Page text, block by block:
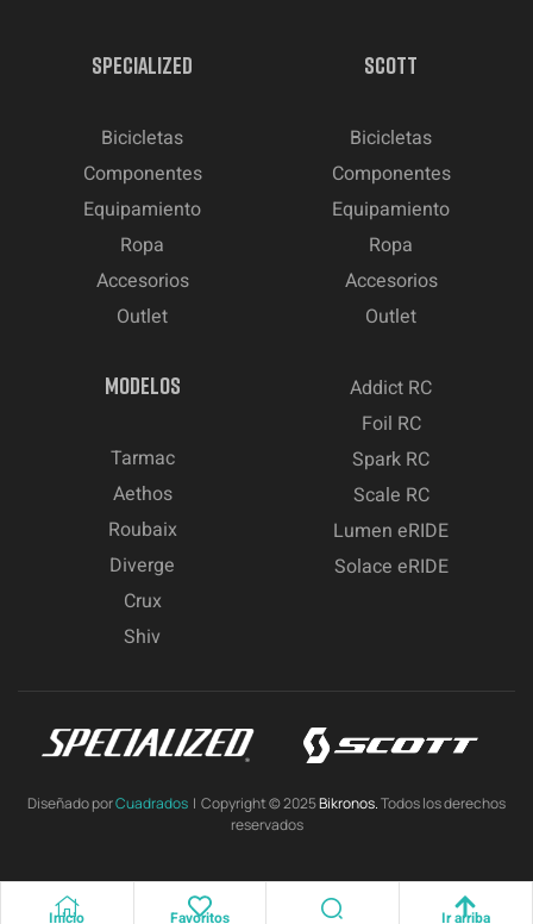
Inicio Favoritos Ir arriba
SPECIALIZED
Bicicletas
Componentes
Equipamiento
Ropa
Accesorios
Outlet
SCOTT
Bicicletas
Componentes
Equipamiento
Ropa
Accesorios
Outlet
MODELOS
Tarmac
Aethos
Roubaix
Diverge
Crux
Shiv
Addict RC
Foil RC
Spark RC
Scale RC
Lumen eRIDE
Solace eRIDE
Diseñado porCuadrados | Copyright © 2025Bikronos.Todos los derechos
reservados